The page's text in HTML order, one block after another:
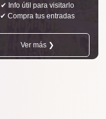
✔ Info útil para visitarlo
✔ Compra tus entradas
Ver más ❯